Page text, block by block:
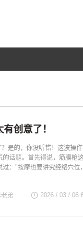
创意了！
是的，你没听错！这波操
话题。首先得说，筋膜枪
过："按摩也要讲究经络穴位
2026 / 03 / 06
弟